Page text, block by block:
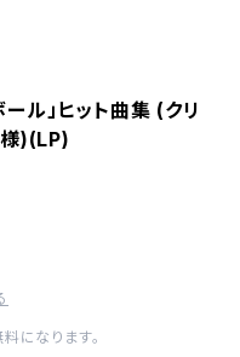
ル」ヒット曲集 (クリ
様)(LP)
になります。